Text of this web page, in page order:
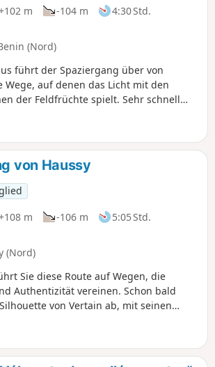
m -104 m
4:30 Std.
(Nord)
führt der Spaziergang über von
Wege, auf denen das Licht mit den
der Feldfrüchte spielt. Sehr schnell
Geheimnis der Jahreszeiten zu
Bei der Ankunft in Escaufourt bieten
der Backsteinhäuser und die Ruhe der
Pause, bevor es weiter nach Saint-
verbindet sich die Landschaft mit dem
Silhouetten von Glockentürmen, dem
dem Rauschen des Windes in den
verbindet Einfachheit und
perfekt, um die Ruhe, die Schönheit
Rhythmus des Cambrésis zu genießen.
von Haussy
m -106 m
5:05 Std.
(Nord)
Sie diese Route auf Wegen, die
Authentizität vereinen. Schon bald
von Vertain ab, mit seinen
durch Felder und Hecken bis nach
Stadt mit reichem Kulturerbe,
und lokales Leben aufeinander treffen.